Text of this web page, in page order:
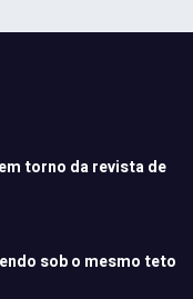
torno da revista de
sob o mesmo teto